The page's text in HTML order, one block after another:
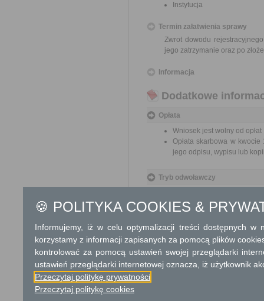
Instytucja
Termin załatwienia sprawy
Zwrot dowodu
jego zatrzymanie oraz po
Informacja
Dodatkowe
Opłata
Wniosek jest wolny od opłat
Opłata skarbowa w
jego odpisu, wypisu lub
Tryb odwoławczy
Przedmiotem
przez ich
biurokratyczne
🍪 POLITYKA COOKIES &
Informujemy, iż w celu optymalizacji treści dostępnych w
korzystamy z informacji zapisanych za pomocą plików
kontrolować za pomocą ustawień swojej przeglądarki
ustawień przeglądarki internetowej oznacza, iż użytkownik
Przeczytaj politykę prywatności
Przeczytaj politykę cookies